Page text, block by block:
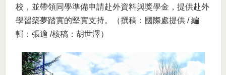
校，並帶領同學準備申請赴外資料與獎學金，提供赴外
學習築夢踏實的堅實支持。（撰稿：國際處提供 / 編
輯：張適 /核稿：胡世澤）